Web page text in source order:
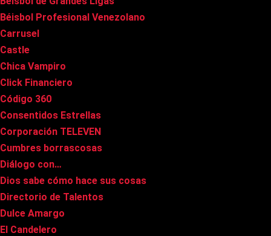
Béisbol Profesional Venezolano
Carrusel
Castle
Chica Vampiro
Click Financiero
Código 360
Consentidos Estrellas
Corporación TELEVEN
Cumbres borrascosas
Diálogo con…
Dios sabe cómo hace sus cosas
Directorio de Talentos
Dulce Amargo
El Candelero